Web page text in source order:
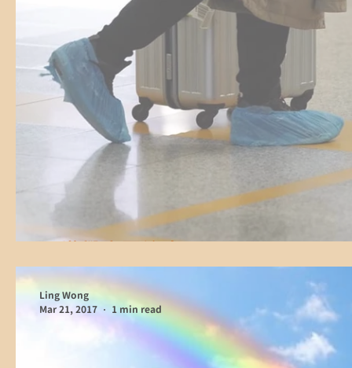
Ling Wong
Mar 21, 2017
1 min read